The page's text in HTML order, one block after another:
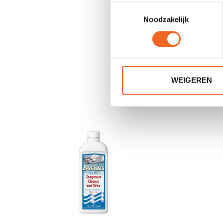
Noodzakelijk
WEIGEREN